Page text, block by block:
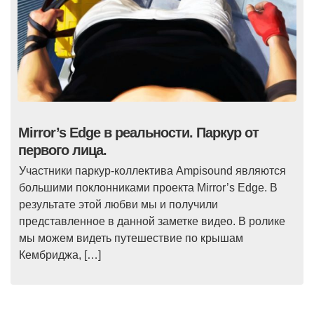
Mirror’s Edge в реальности. Паркур от
первого лица.
Участники паркур-коллектива Ampisound являются
большими поклонниками проекта Mirror’s Edge. В
результате этой любви мы и получили
представленное в данной заметке видео. В ролике
мы можем видеть путешествие по крышам
Кембриджа, […]